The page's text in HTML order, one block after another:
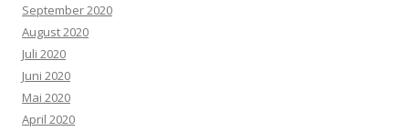
September 2020
August 2020
Juli 2020
Juni 2020
Mai 2020
April 2020